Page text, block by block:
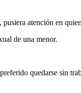
, pusiera atención en
de una menor.
quedarse sin